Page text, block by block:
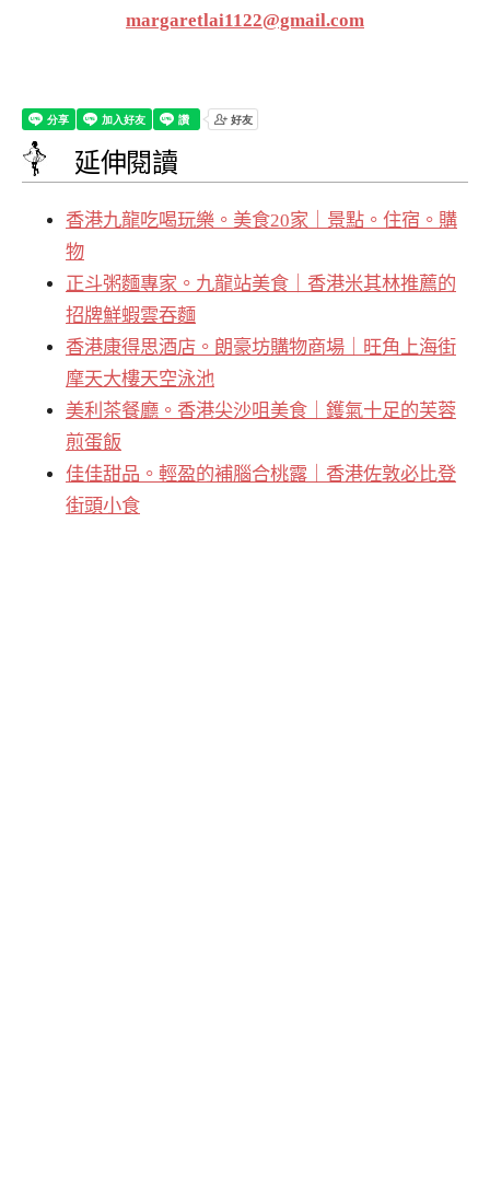
margaretlai1122@gmail.com
延伸閱讀
香港九龍吃喝玩樂。美食20家｜景點。住宿。購
物
正斗粥麵專家。九龍站美食｜香港米其林推薦的
招牌鮮蝦雲吞麵
香港康得思酒店。朗豪坊購物商場｜旺角上海街
摩天大樓天空泳池
美利茶餐廳。香港尖沙咀美食｜鑊氣十足的芙蓉
煎蛋飯
佳佳甜品。輕盈的補腦合桃露｜香港佐敦必比登
街頭小食